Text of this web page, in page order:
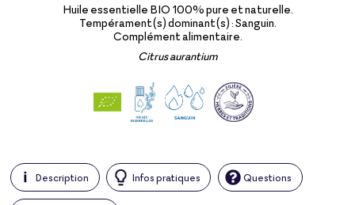
Huile essentielle BIO 100% pure et naturelle.
Tempérament(s) dominant(s) : Sanguin.
Complément alimentaire.
Citrus aurantium
Description Infos pratiques Questions